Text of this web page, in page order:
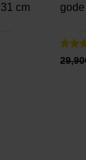
cm
Note
5.00
29,90